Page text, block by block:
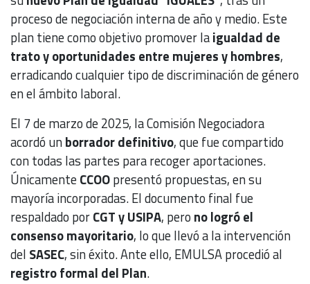
proceso de negociación interna de año y medio. Este
plan tiene como objetivo promover laigualdad de
trato y oportunidades entre mujeres y hombres,
erradicando cualquier tipo de discriminación de género
en el ámbito laboral.
El 7 de marzo de 2025, la Comisión Negociadora
acordó unborrador definitivo, que fue compartido
con todas las partes para recoger aportaciones.
ÚnicamenteCCOOpresentó propuestas, en su
mayoría incorporadas. El documento final fue
respaldado porCGT y USIPA, pero no logró el
consenso mayoritario, lo que llevó a la intervención
del SASEC, sin éxito. Ante ello, EMULSA procedió al
registro formal del Plan.